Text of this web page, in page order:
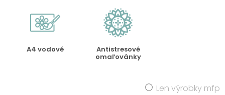
A4 vodové Antistresové
omaľovánky
Len výrobky mfp